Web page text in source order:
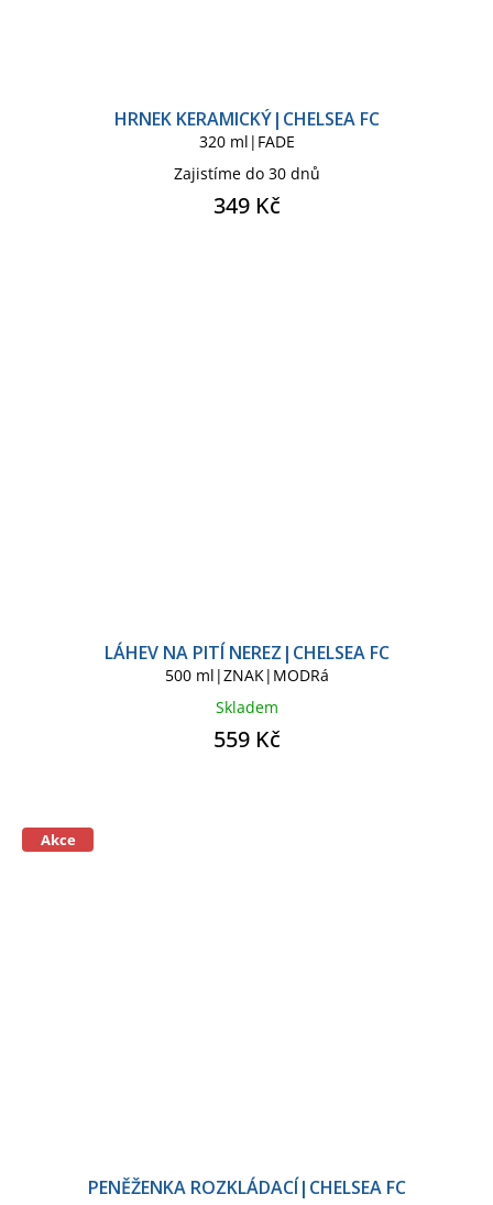
HRNEK KERAMICKÝ|CHELSEA FC
320 ml|FADE
Zajistíme do 30 dnů
349 Kč
LÁHEV NA PITÍ NEREZ|CHELSEA FC
500 ml|ZNAK|MODRá
Skladem
559 Kč
Akce
PENĚŽENKA ROZKLÁDACÍ|CHELSEA FC